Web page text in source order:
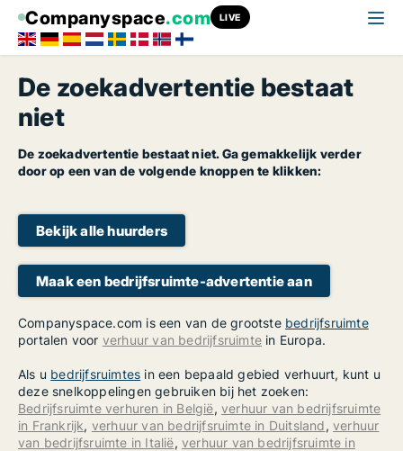
Companyspace.com LIVE
De zoekadvertentie bestaat
niet
De zoekadvertentie bestaat niet. Ga gemakkelijk verder
door op een van de volgende knoppen te klikken:
Bekijk alle huurders
Maak een bedrijfsruimte-advertentie aan
Companyspace.com is een van de grootste bedrijfsruimte
portalen voor verhuur van bedrijfsruimte in Europa.
Als u bedrijfsruimtes in een bepaald gebied verhuurt, kunt u
deze snelkoppelingen gebruiken bij het zoeken:
Bedrijfsruimte verhuren in België,verhuur van bedrijfsruimte
in Frankrijk, verhuur van bedrijfsruimte in Duitsland,verhuur
van bedrijfsruimte in Italië,verhuur van bedrijfsruimte in